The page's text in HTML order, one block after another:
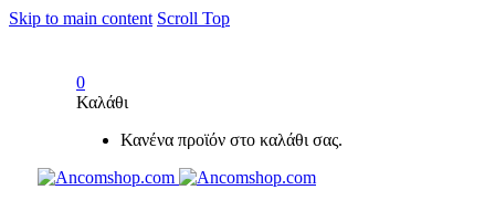
Skip to main content Scroll Top
0
Καλάθι
Κανένα προϊόν στο καλάθι σας.